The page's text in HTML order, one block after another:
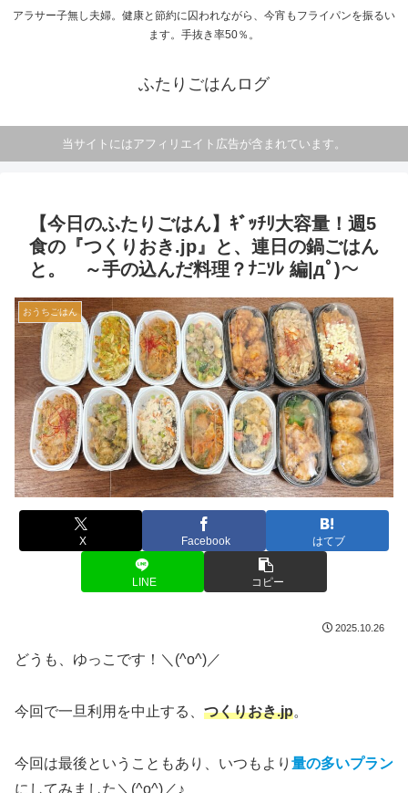
アラサー子無し夫婦。健康と節約に囚われながら、今宵もフライパンを振るい
ます。手抜き率50％。
ふたりごはんログ
当サイトにはアフィリエイト広告が含まれています。
【今日のふたりごはん】ｷﾞｯﾁﾘ大容量！週5
食の『つくりおき.jp』と、連日の鍋ごはん
と。 ～手の込んだ料理？ﾅﾆｿﾚ 編|дﾟ)～
おうちごはん
X Facebook はてブ
LINE コピー
2025.10.26
どうも、ゆっこです！＼(^o^)／
今回で一旦利用を中止する、 つくりおき.jp。
今回は最後ということもあり、いつもより 量の多いプラン
にしてみました＼(^o^)／♪